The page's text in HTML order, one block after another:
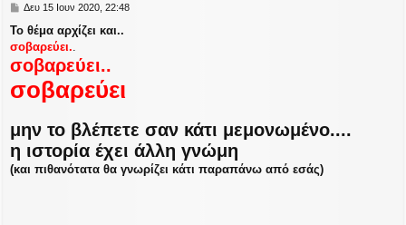
Δ
μ
ο
σ
ε
η
Δευ 15 Ιουν 2020, 22:48
Το θέμα αρχίζει και..
σοβαρεύει.
σοβαρεύει..
σοβαρεύει
μην το βλέπετε σαν κάτι μεμονωμένο....
η ιστορία έχει άλλη γνώμη
(και πιθανότατα θα γνωρίζει κάτι παραπάνω από εσάς)